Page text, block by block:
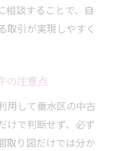
相談することで、自
取引が実現しやすく
の注意点
用して垂水区の中古
けで判断せず、必ず
取り図だけでは分か